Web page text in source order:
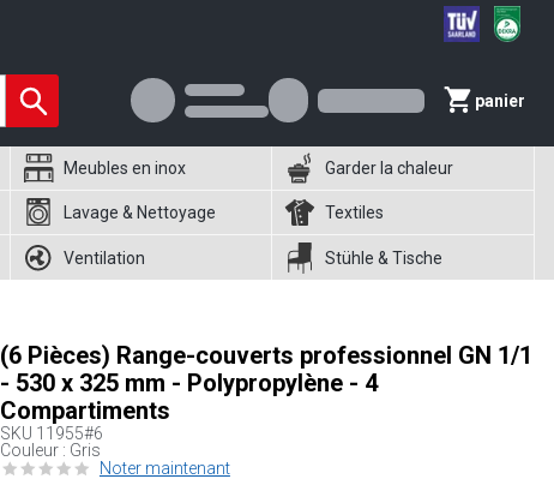
panier
Meubles en inox Garder la chaleur
Lavage & Nettoyage Textiles
Ventilation Stühle & Tische
(6 Pièces) Range-couverts professionnel GN 1/1
- 530 x 325 mm - Polypropylène - 4
Compartiments
SKU 11955#6
Couleur : Gris
Noter maintenant